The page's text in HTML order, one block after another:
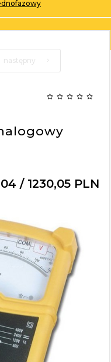
następny
04 / 1230,05 PLN